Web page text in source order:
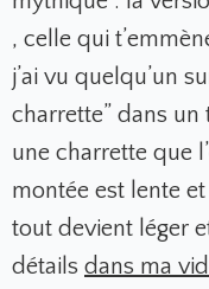
, celle qui
j’ai vu quelqu’un
charrette” dans un
une charrette que
montée est lente
tout devient léger
détails dans ma